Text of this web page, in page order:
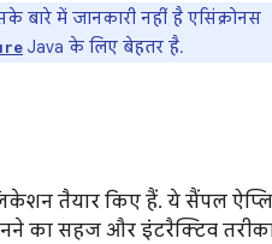
बारे में जानकारी नहीं है एसिंक्रोनस
Java के लिए बेहतर है.
तैयार किए हैं. ये सैंपल
का सहज और इंटरैक्टिव